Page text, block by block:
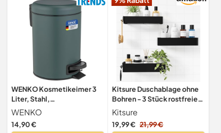
WENKO Kosmetikeimer 3
Liter, Stahl,
herausnehmbarer
Inneneimer mit
Müllbeutelhalter,
WENKO
14,90 €
Kitsure Duschablage ohne
Bohren - 3 Stück rostfreie
Badezimmer Organizer,
schnell trocknende
Badregal ohne Bohren mit
Kitsure
19,99 € 21,99 €